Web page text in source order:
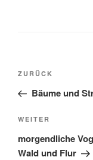
Vorheriger
Beitrag
ZURÜCK
Bäume und
Nächster
Beitrag
WEITER
morgendliche
Wald und Flur